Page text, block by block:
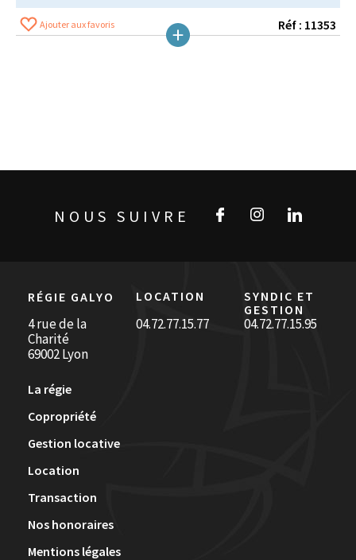
Ajouter aux favoris Réf : 11353
NOUS SUIVRE
RÉGIE GALYO LOCATION
SYNDIC ET
GESTION
4 rue de la
Charité
69002 Lyon
04.72.77.15.77 04.72.77.15.95
La régie
Copropriété
Gestion locative
Location
Transaction
Nos honoraires
Mentions légales